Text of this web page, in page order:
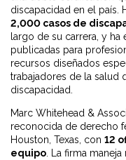
discapacidad en el país.
2,000 casos de
largo de su carrera, y
publicadas para
recursos diseñados
trabajadores de la salud
discapacidad.
Marc Whitehead &
reconocida de derecho
Houston, Texas, con 12
equipo . La firma